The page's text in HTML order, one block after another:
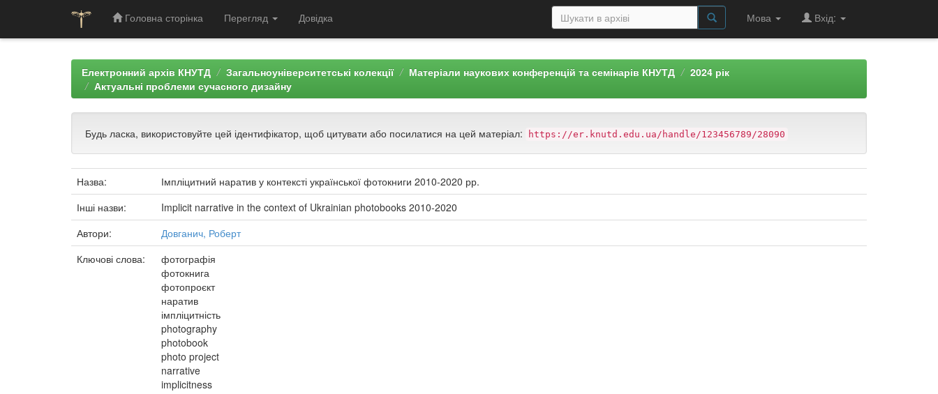
Головна сторінка Перегляд Довідка Мова Вхід:
Електронний архів КНУТД Загальноуніверситетські колекції Матеріали наукових конференцій та семінарів КНУТД
2024 рік
Актуальні проблеми сучасного дизайну
Будь ласка, використовуйте цей ідентифікатор, щоб цитувати або посилатися на цей матеріал: https://er.knutd.edu.ua/handle/123456789/28090
Назва:
Імпліцитний наратив у контексті української фотокниги 2010-2020 рр.
Інші назви:
Implicit narrative in the context of Ukrainian photobooks 2010-2020
Автори:
Довганич, Роберт
Ключові слова:
фотографія
фотокнига
фотопроєкт
наратив
імпліцитність
photography
photobook
photo project
narrative
implicitness